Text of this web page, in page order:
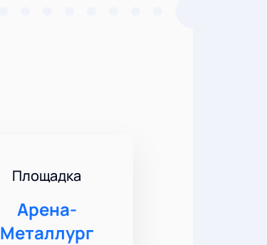
Площадка
Арена-
Металлург